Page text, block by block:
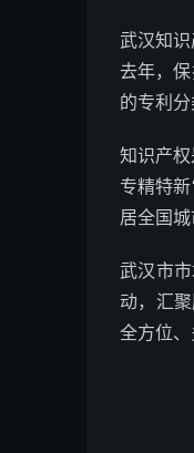
武汉知
去年，
的专利
知识产
专精特
居全国城
武汉市
动，汇
全方位、